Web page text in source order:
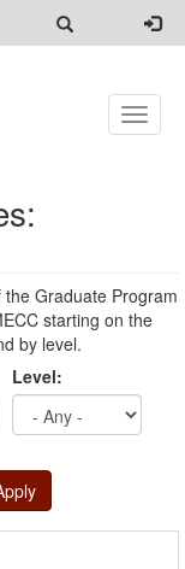
Toggle
Graduate Program
starting on the
by level.
Level: